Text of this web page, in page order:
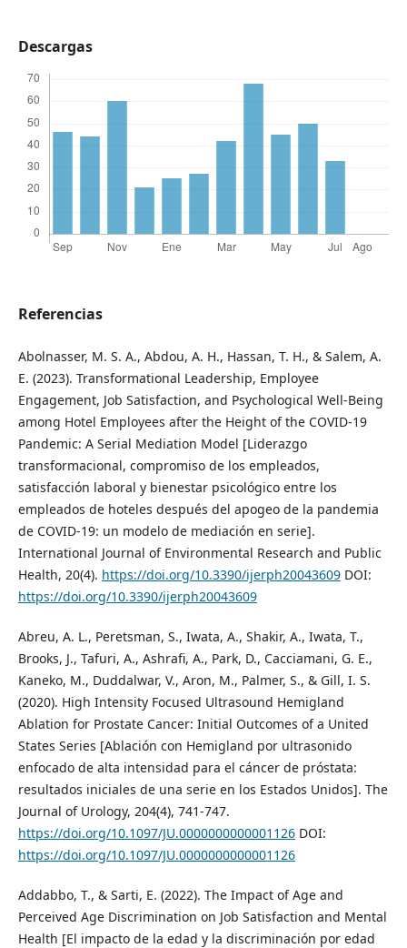
Descargas
Referencias
Abolnasser, M. S. A., Abdou, A. H., Hassan, T. H., & Salem, A.
E. (2023). Transformational Leadership, Employee
Engagement, Job Satisfaction, and Psychological Well-Being
among Hotel Employees after the Height of the COVID-19
Pandemic: A Serial Mediation Model [Liderazgo
transformacional, compromiso de los empleados,
satisfacción laboral y bienestar psicológico entre los
empleados de hoteles después del apogeo de la pandemia
de COVID-19: un modelo de mediación en serie].
International Journal of Environmental Research and Public
Health, 20(4). https://doi.org/10.3390/ijerph20043609DOI:
https://doi.org/10.3390/ijerph20043609
Abreu, A. L., Peretsman, S., Iwata, A., Shakir, A., Iwata, T.,
Brooks, J., Tafuri, A., Ashrafi, A., Park, D., Cacciamani, G. E.,
Kaneko, M., Duddalwar, V., Aron, M., Palmer, S., & Gill, I. S.
(2020). High Intensity Focused Ultrasound Hemigland
Ablation for Prostate Cancer: Initial Outcomes of a United
States Series [Ablación con Hemigland por ultrasonido
enfocado de alta intensidad para el cáncer de próstata:
resultados iniciales de una serie en los Estados Unidos]. The
Journal of Urology, 204(4), 741-747.
https://doi.org/10.1097/JU.0000000000001126DOI:
https://doi.org/10.1097/JU.0000000000001126
Addabbo, T., & Sarti, E. (2022). The Impact of Age and
Perceived Age Discrimination on Job Satisfaction and Mental
Health [El impacto de la edad y la discriminación por edad